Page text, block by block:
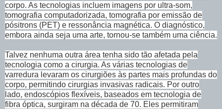
corpo. As tecnologias incluem imagens por ultra-som,
tomografia computadorizada, tomografia por emissão de
pósitrons (PET) e ressonância magnética. O diagnóstico,
embora ainda seja uma arte, tornou-se também uma ciência.
Talvez nenhuma outra área tenha sido tão afetada pela
tecnologia como a cirurgia. As várias tecnologias de
varredura levaram os cirurgiões às partes mais profundas do
corpo, permitindo cirurgias invasivas radicais. Por outro
lado, endoscópios flexíveis, baseados em tecnologia de
fibra óptica, surgiram na década de 70. Eles permitiram